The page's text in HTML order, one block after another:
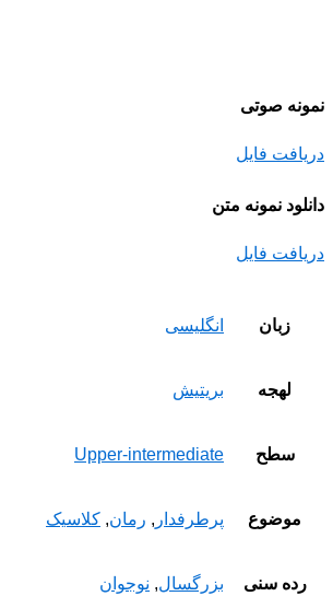
نمونه صوتی
دریافت فایل
دانلود نمونه متن
دریافت فایل
زبان انگلیسی
لهجه بریتیش
سطح Upper-intermediate
موضوع پرطرفدار , رمان, کلاسیک
رده سنی بزرگسال, نوجوان